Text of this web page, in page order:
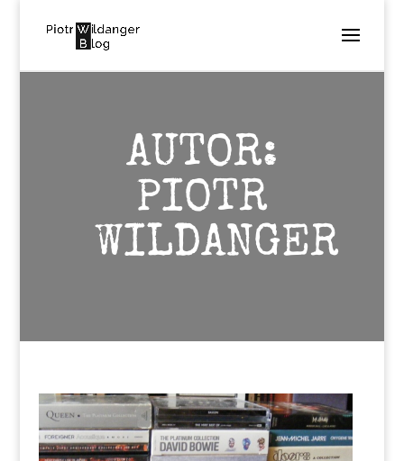
AUTOR:
PIOTR
WILDANGER